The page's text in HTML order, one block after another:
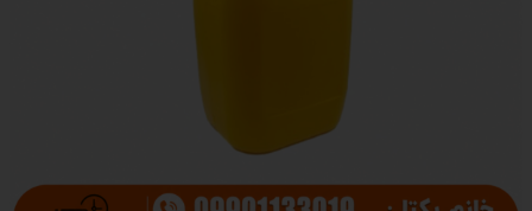
سرکه و آبلیمو
آبلیمو